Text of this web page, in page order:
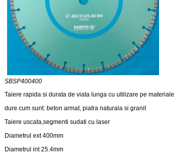
SBSP400400
Taiere rapida si durata de viata lunga cu utilizare pe materiale
dure cum sunt: beton armat, piatra naturala si granit
Taiere uscata,segmenti sudati cu laser
Diametrul ext 400mm
Diametrul int 25.4mm